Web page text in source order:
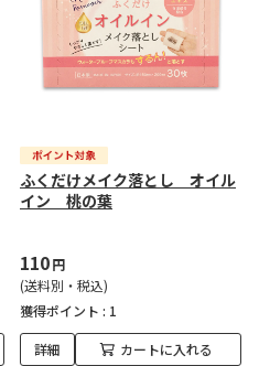
ふくだけメイク落とし オイル
イン 桃の葉
110円
(送料別・税込)
獲得ポイント : 1
詳細 カートに入れる